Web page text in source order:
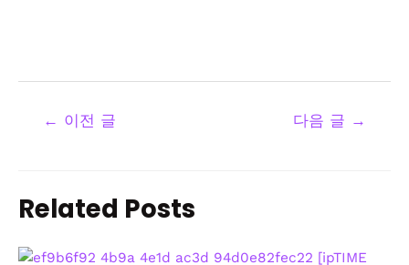
← 이전 글 다음 글 →
Related Posts